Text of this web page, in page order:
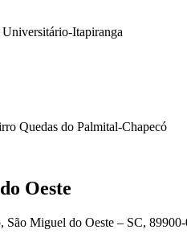
Itapiranga
Quedas do Palmital-Chapecó
Oeste
São Miguel do Oeste – SC,